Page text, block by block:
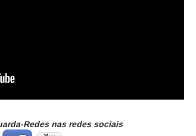
Redes nas redes sociais